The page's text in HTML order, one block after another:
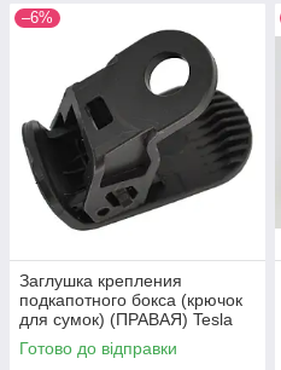
–6%
Заглушка крепления
подкапотного бокса (крючок
для сумок) (ПРАВАЯ) Tesla
Model 3 (1116003-00-C) ALL
Качество + 1041
Готово до відправки